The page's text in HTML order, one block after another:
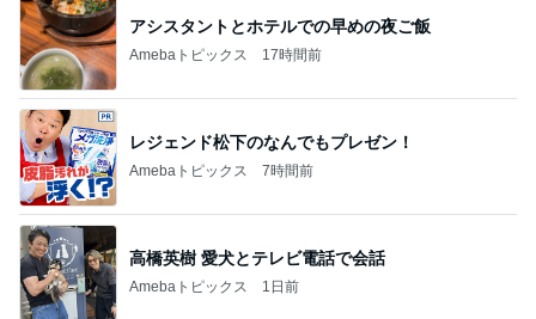
アシスタントとホテルでの早めの夜ご飯
Amebaトピックス 17時間前
レジェンド松下のなんでもプレゼン！
Amebaトピックス 7時間前
高橋英樹 愛犬とテレビ電話で会話
Amebaトピックス 1日前